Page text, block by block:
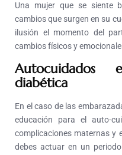
Una mujer que se siente
cambios que surgen en su
ilusión el momento del
cambios físicos y
Autocuidados
diabética
En el caso de las
educación para el auto-
complicaciones maternas y
debes actuar en un